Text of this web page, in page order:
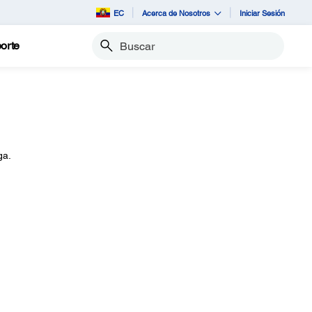
EC Acerca de Nosotros Iniciar Sesión
Buscar